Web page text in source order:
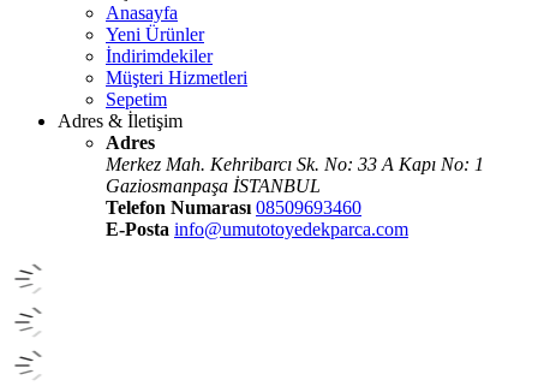
Anasayfa
Yeni Ürünler
İndirimdekiler
Müşteri Hizmetleri
Sepetim
Adres & İletişim
Adres
Merkez Mah. Kehribarcı Sk. No: 33 A Kapı No: 1
Gaziosmanpaşa İSTANBUL
Telefon Numarası 08509693460
E-Posta info@umutotoyedekparca.com